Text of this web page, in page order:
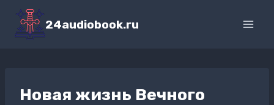
Перейти
содержимому
24audiobook.ru
Новая жизнь Вечного